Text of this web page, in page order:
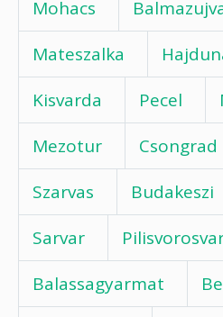
Mohacs
Mateszalka
Kisvarda
Pecel
Mezotur
Csongrad
Szarvas
Budakeszi
Sarvar
Balassagyarmat